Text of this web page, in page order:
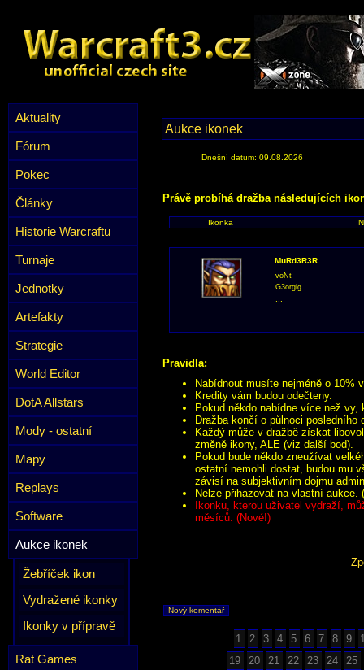
Aktuality
Fórum
Pokec
Články
Historie Warcraftu
Turnaje
Jednotky
Artefakty
Strategie
World Editor
DotA Allstars
Mody - ostatní
Mapy
Replays
Software
Aukce ikonek
Žebříček ikon
Vydražené ikonky
Ikonky v přípravě
Rat Games
Aukce ikonek
Dnešní datum: 09.08.2026
Právě probíhá dražba následujících
Ikonka
MuRd3R3R
voNt
G3orgig
Pravidla:
Nabídnout musíte nejméně o
Kredity vám budou odečteny.
Pokud někdo nabídne více než
Dražba končí o půlnoci posledního
Každý může v dražbě získat
změně ikony, ALE (viz další bod).
Pokud bude někdo zneužívat
ostatní nemohli dostat, budou mu
závisí na subjektivním dojmu
Nelze přihazovat na vlastní aukce.
Ikonku, kterou uživatel vydraží,
měsíců. (Nové!)
Nový komentář
1 2 3 4 5 6 7 8 9
19
20 21 22 23 24
25